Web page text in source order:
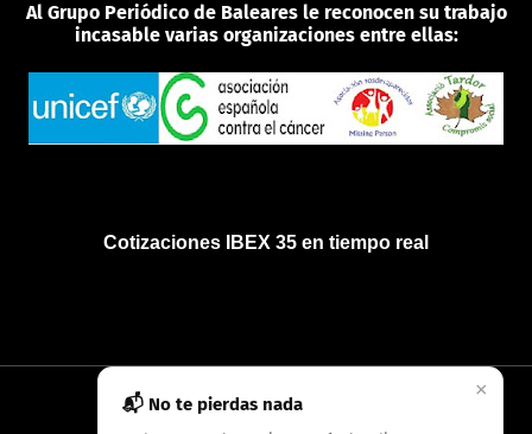
Al Grupo Periódico de Baleares le reconocen su trabajo
incasable varias organizaciones entre ellas:
Cotizaciones IBEX 35 en tiempo real
INICIO QUIÉNES SOMOS POLÍTICA DE PRIVACIDAD
×
📬 No te pierdas nada